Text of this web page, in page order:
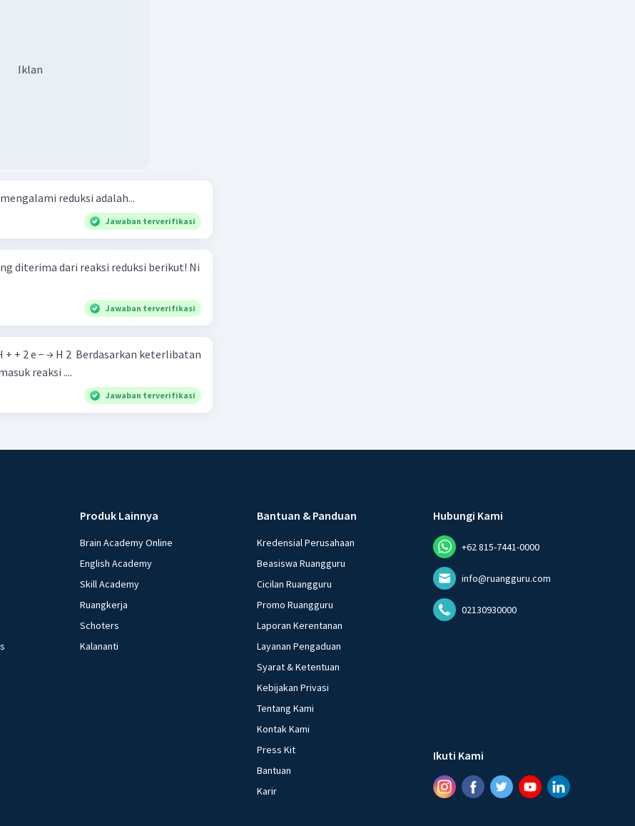
Iklan
reduksi adalah...
Jawaban terverifikasi
diterima dari reaksi reduksi berikut! Ni
Jawaban terverifikasi
reaksi ....
Jawaban terverifikasi
Produk Lainnya
Brain Academy Online
English Academy
Skill Academy
Ruangkerja
Schoters
Kalananti
Bantuan & Panduan
Kredensial Perusahaan
Beasiswa Ruangguru
Cicilan Ruangguru
Promo Ruangguru
Laporan Kerentanan
Layanan Pengaduan
Syarat & Ketentuan
Kebijakan Privasi
Tentang Kami
Kontak Kami
Press Kit
Bantuan
Karir
Hubungi Kami
+62 815-7441-0000
info@ruangguru.com
02130930000
Ikuti Kami